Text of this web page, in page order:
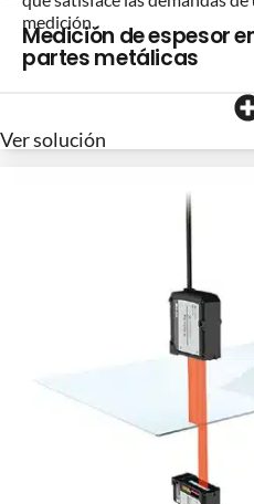
medición.
Medición de espesor
partes metálicas
Ver solución